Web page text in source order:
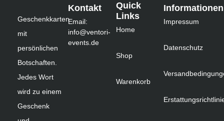
Geschenkkarten
mit
persönlichen
Botschaften.
Jedes Wort
wird zu einem
Geschenk
Kontakt
Email:
info@ventori-
events.de
Quick
Links
Home
Shop
Warenkorb
Informationen
Impressum
Datenschutz